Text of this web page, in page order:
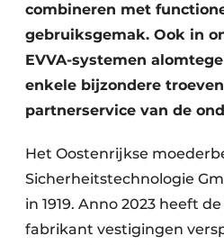
Interieurarchitectuur
Keukens
Renovatie
Toegangscontrole
combineren met
gebruiksgemak. Ook in
EVVA-systemen
enkele bijzondere
partnerservice van de
Het Oostenrijkse
Sicherheitstechnologie
in 1919. Anno 2023 heeft
fabrikant vestigingen